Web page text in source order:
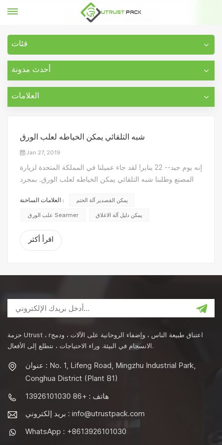
بيت يمكن القصدير آلة الختم
فئات
أحدث مدونة
العلامات
شبه التلقائي يمكن الخياطه لعلب الورق
Jan 27, 2019
إنه يوم جيد-- 22 يناير! لقد جاء عميلنا في المملكة المتحدة لزيارة
المصنع وطلبنا شبه التلقائي يمكن الخياطه لعلب الورق. بمجرد
على موقعنا علب آلة الاغلاق . يمكن للعينات أن تمر جميعها من
خلال اختبار الختم بأداء مقاو...
العلامات الساخنة : يمكن القصدير آلة الختم
علب الورق Searmer يمكن دليل آلة الاغلاق
اقرأ أكثر
حزمة Utrust ، rاعتناق طبيعة الناس ، وإضفاء الروحانية على الآلات ، ودمج
الانسجام في البيئة. وراء الاحتياجات ، نتطلع إلى الأفعال.
عنوان : No. 1, Lifeng Road, Mingzhu Industrial Park,
Conghua District (Plant B1)
هاتف : +86 13926101030
بريد إلكتروني : info@utrustpack.com
WhatsApp : +8613926101030